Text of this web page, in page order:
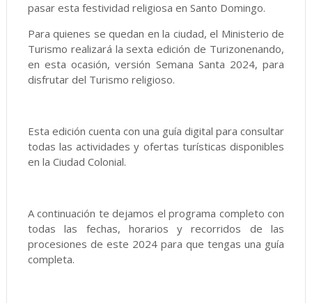
pasar esta festividad religiosa en Santo Domingo.
Para quienes se quedan en la ciudad, el Ministerio de
Turismo realizará la sexta edición de Turizonenando,
en esta ocasión, versión Semana Santa 2024, para
disfrutar del Turismo religioso.
Esta edición cuenta con una guía digital para consultar
todas las actividades y ofertas turísticas disponibles
en la Ciudad Colonial.
A continuación te dejamos el programa completo con
todas las fechas, horarios y recorridos de las
procesiones de este 2024 para que tengas una guía
completa.